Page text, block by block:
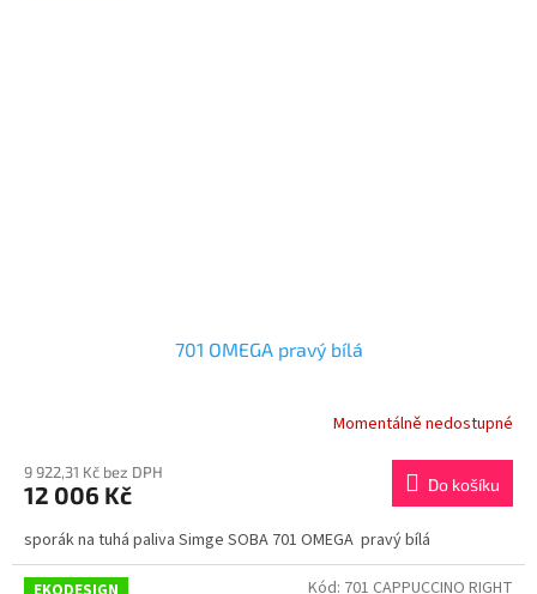
701 OMEGA pravý bílá
Momentálně nedostupné
9 922,31 Kč bez DPH
12 006 Kč Do košíku
sporák na tuhá paliva Simge SOBA 701 OMEGA pravý bílá
Kód: 701 CAPPUCCINO RIGHT